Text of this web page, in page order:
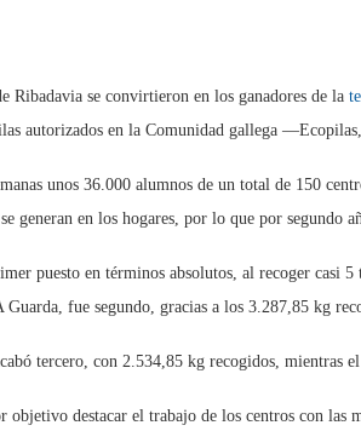
se convirtieron en los ganadores de la
autorizados en la Comunidad gallega
unos 36.000 alumnos de un total de 150
generan en los hogares, por lo que por segundo
puesto en términos absolutos, al recoger
fue segundo, gracias a los 3.287,85 kg
tercero, con 2.534,85 kg recogidos, mientras
objetivo destacar el trabajo de los centros con